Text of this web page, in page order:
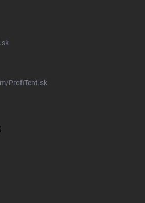
ProfiTent.sk